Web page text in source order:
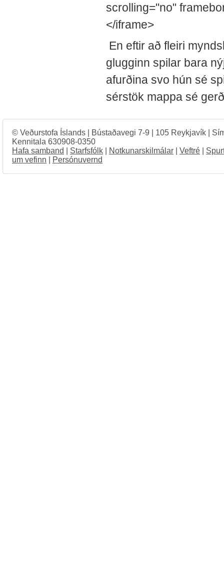
scrolling="no"
</iframe>
En eftir að fleiri
glugginn spilar bara
afurðina svo hún sé
sérstök mappa sé
© Veðurstofa Íslands | Bústaðavegi 7-9 | 105 Reykjavík |
Kennitala 630908-0350
Hafa samband
Starfsfólk Notkunarskilmálar Veftré
um vefinn
Persónuvernd